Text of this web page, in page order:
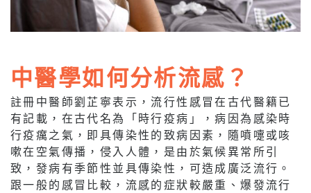
中醫學如何分析流感？
註冊中醫師劉芷寧表示，流行性感冒在古代醫籍已
有記載，在古代名為「時行疫病」，病因為感染時
行疫癘之氣，即具傳染性的致病因素，隨噴嚏或咳
嗽在空氣傳播，侵入人體，是由於氣候異常所引
致，發病有季節性並具傳染性，可造成廣泛流行。
跟一般的感冒比較，流感的症狀較嚴重、爆發流行